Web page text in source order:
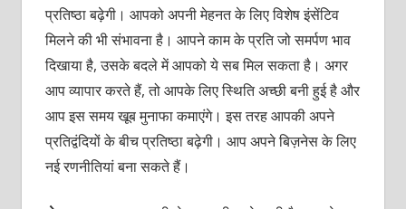
प्रतिष्‍ठा बढ़ेगी। आपको अपनी मेहनत के लिए विशेष इंसेंटिव
मिलने की भी संभावना है। आपने काम के प्रति जो समर्पण भाव
दिखाया है, उसके बदले में आपको ये सब मिल सकता है। अगर
आप व्‍यापार करते हैं, तो आपके लिए स्थिति अच्‍छी बनी हुई है और
आप इस समय खूब मुनाफा कमाएंगे। इस तरह आपकी अपने
प्रतिद्वंदियों के बीच प्रतिष्‍ठा बढ़ेगी। आप अपने बिज़नेस के लिए
नई रणनीतियां बना सकते हैं।